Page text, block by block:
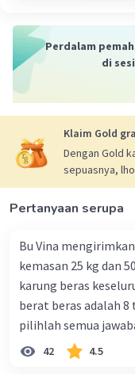
Perdalam
di
Klaim Gold
Dengan Gold
sepuasnya,
Pertanyaan serupa
Bu Vina
kemasan 25 kg dan
karung beras
berat beras adalah
pilihlah semua
dari satu. Banyak
buah. Banyak
42 4.5